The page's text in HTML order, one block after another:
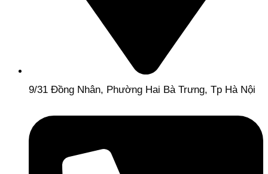
9/31 Đồng Nhân, Phường Hai Bà Trưng, Tp Hà Nội